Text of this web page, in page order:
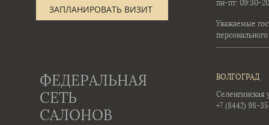
ЗАПЛАНИРОВАТЬ ВИЗИТ
пн-пт: 09:30-
Уважаемые
ФЕДЕРАЛЬНАЯ
СЕТЬ
САЛОНОВ
ВОЛГОГРАД
Селенгинская
+7 (8442) 98-